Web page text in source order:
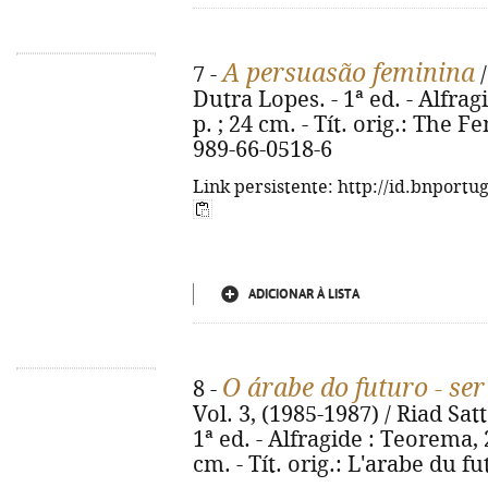
7 -A persuasão feminina
Dutra Lopes. - 1ª ed. -
p. ; 24 cm. - Tít. orig.: The
989-66-0518-6
Link persistente: http://
ADICIONAR À LISTA
8 - O árabe do futuro -
Vol. 3, (1985-1987) / Riad
1ª ed. - Alfragide : Teorema,
cm. - Tít. orig.: L'arabe du